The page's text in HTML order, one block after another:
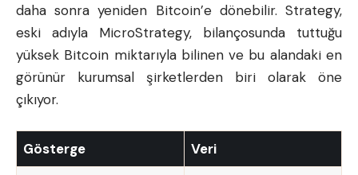
daha sonra yeniden Bitcoin’e dönebilir. Strategy,
eski adıyla MicroStrategy, bilançosunda tuttuğu
yüksek Bitcoin miktarıyla bilinen ve bu alandaki en
görünür kurumsal şirketlerden biri olarak öne
çıkıyor.
Gösterge Veri